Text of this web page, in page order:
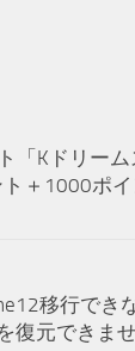
「Kドリーム
＋1000ポ
移行でき
復元できま